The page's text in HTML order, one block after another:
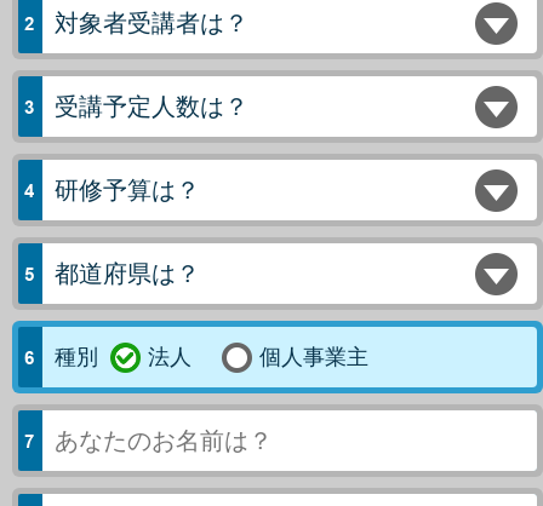
対象者受講者は？
受講予定人数は？
研修予算は？
都道府県は？
種別 法人 個人事業主